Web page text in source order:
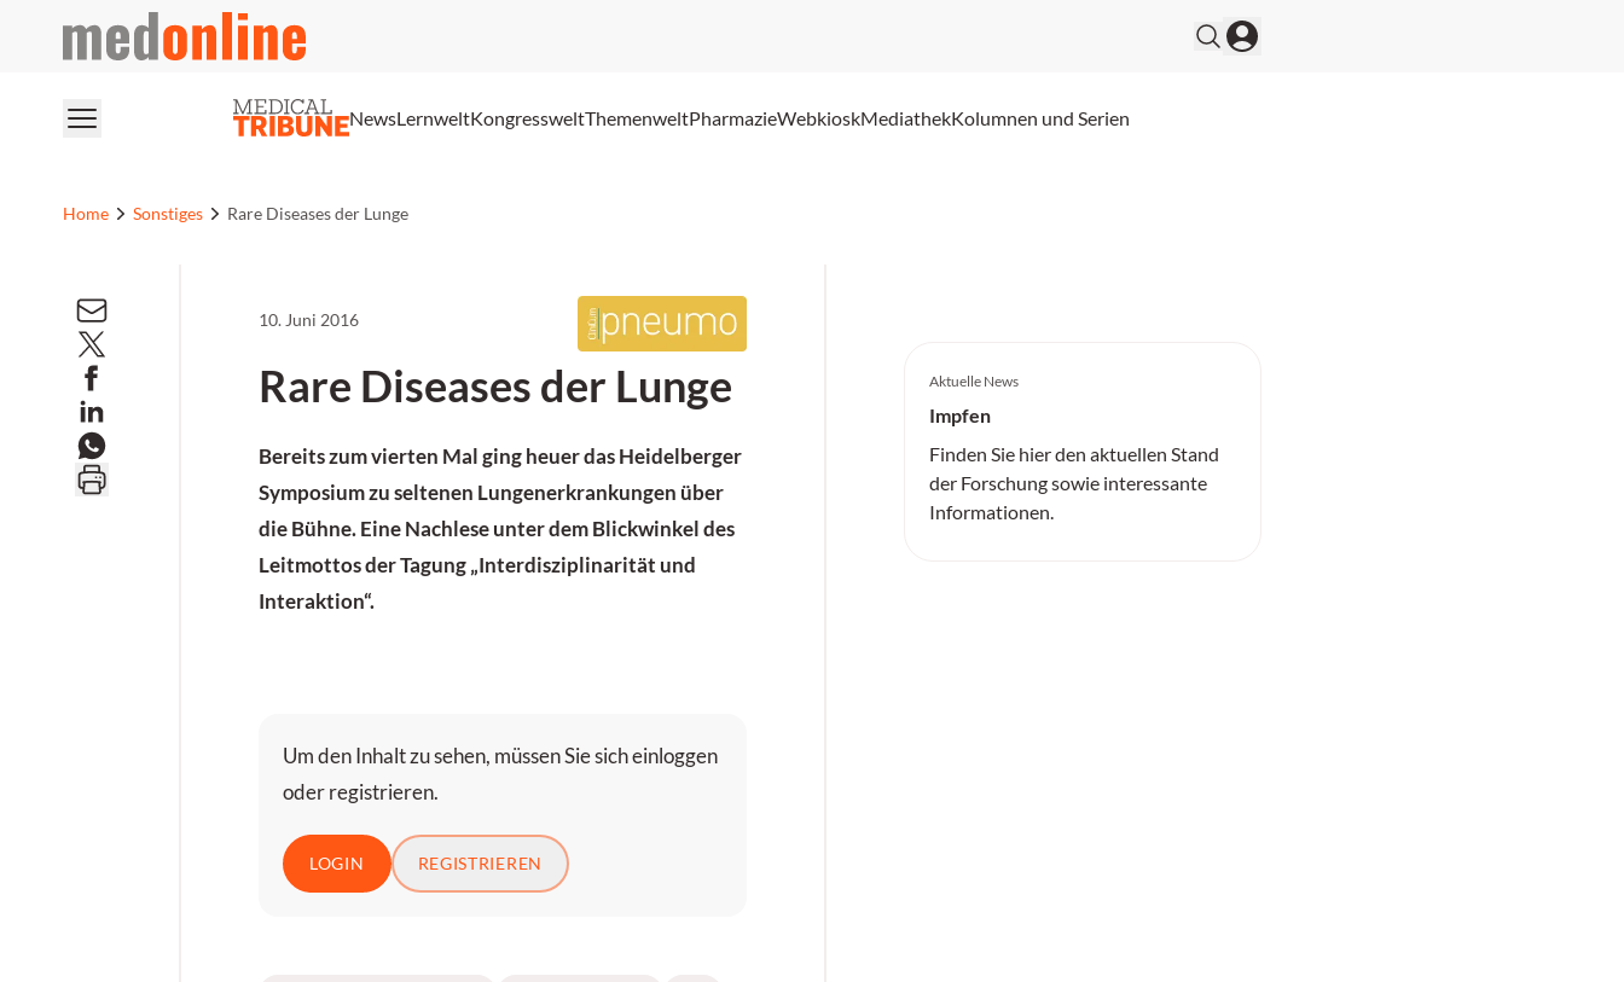
medonline
NewsLernweltKongressweltThemenweltPharmazieWebkioskMediathekKolumnen und Serien
Home Sonstiges Rare Diseases der Lunge
10. Juni 2016
Rare Diseases der Lunge
Bereits zum vierten Mal ging heuer das Heidelberger
Symposium zu seltenen Lungenerkrankungen über
die Bühne. Eine Nachlese unter dem Blickwinkel des
Leitmottos der Tagung „Interdisziplinarität und
Interaktion“.
Um den Inhalt zu sehen, müssen Sie sich einloggen
oder registrieren.
LOGIN REGISTRIEREN
Aktuelle News
Impfen
Finden Sie hier den aktuellen Stand
der Forschung sowie interessante
Informationen.